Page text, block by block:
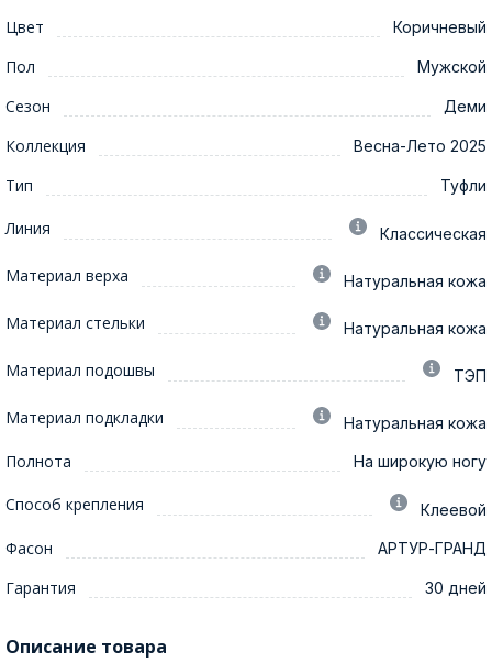
Цвет Коричневый
Пол Мужской
Сезон Деми
Коллекция Весна-Лето 2025
Тип Туфли
Линия Классическая
Материал верха Натуральная кожа
Материал стельки Натуральная кожа
Материал подошвы ТЭП
Материал подкладки Натуральная кожа
Полнота На широкую ногу
Способ крепления Клеевой
Фасон АРТУР-ГРАНД
Гарантия 30 дней
Описание товара